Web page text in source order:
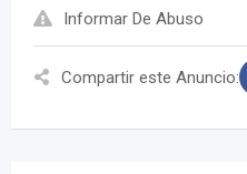
Informar De Abuso
Compartir este Anuncio: